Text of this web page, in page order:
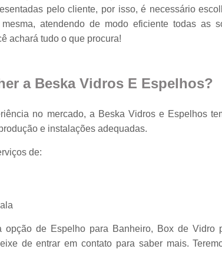
pelo cliente, por isso, é necessário
atendendo de modo eficiente todas as
achará tudo o que procura!
a Beska Vidros E Espelhos?
no mercado, a Beska Vidros e Espelhos
e instalações adequadas.
de:
opção de Espelho para Banheiro, Box de Vidro
de entrar em contato para saber mais.